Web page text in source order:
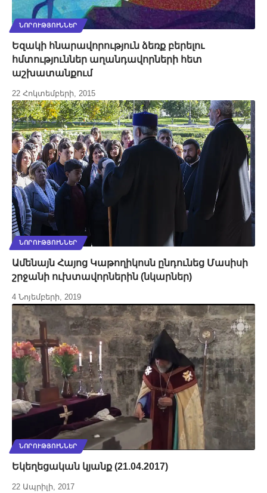
ՆՈՐՈՒԹՅՈՒՆՆԵՐ
Եզակի հնարավորություն ձեռք բերելու
հմտություններ աղանդավորների հետ
աշխատանքում
22 Հոկտեմբերի, 2015
ՆՈՐՈՒԹՅՈՒՆՆԵՐ
Ամենայն Հայոց Կաթողիկոսն ընդունեց Մասիսի
շրջանի ուխտավորներին (նկարներ)
4 Նոյեմբերի, 2019
ՆՈՐՈՒԹՅՈՒՆՆԵՐ
Եկեղեցական կյանք (21.04.2017)
22 Ապրիլի, 2017